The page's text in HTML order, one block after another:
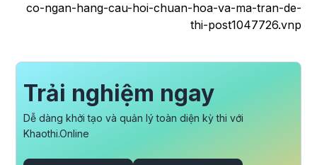
co-ngan-hang-cau-hoi-chuan-hoa-va-ma-tran-de-
thi-post1047726.vnp
Trải nghiệm ngay
Dễ dàng khởi tạo và quản lý toàn diện kỳ thi với
Khaothi.Online